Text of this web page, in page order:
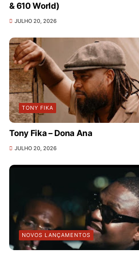
& 610 World)
JULHO 20, 2026
TONY FIKA
Tony Fika – Dona Ana
JULHO 20, 2026
NOVOS LANÇAMENTOS